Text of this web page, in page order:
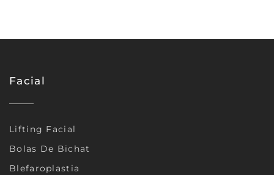
Facial
Lifting Facial
Bolas De Bichat
Blefaroplastia